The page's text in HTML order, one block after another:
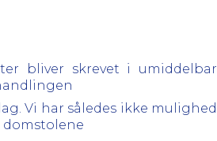
bliver skrevet i umiddelbar
Vi har således ikke mulighed
domstolene